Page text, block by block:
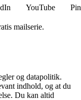
YouTube
mailserie.
og datapolitik.
indhold, og at du
Du kan altid